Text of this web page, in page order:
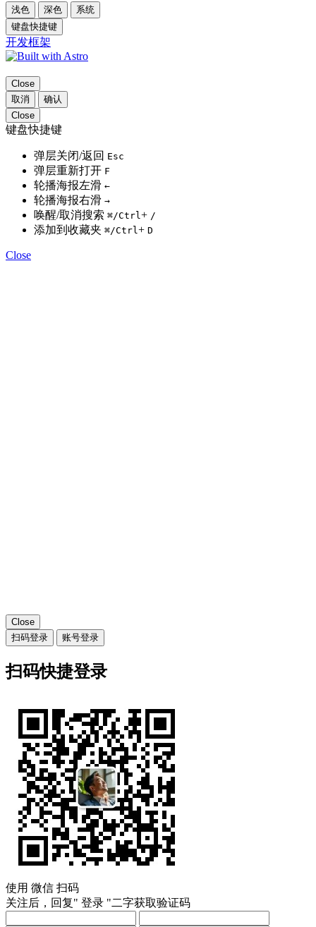
浅色 深色
系统
键盘快捷键
开发框架
Close
取消
确认
Close
键盘快捷键
弹层关闭/返回 Esc
弹层重新打开 F
轮播海报左滑 ←
轮播海报右滑 →
唤醒/取消搜索 ⌘/Ctrl + /
添加到收藏夹 ⌘/Ctrl + D
Close
Close
扫码登录
账号登录
扫码快捷登录
使用 微信 扫码
关注后，回复" 登录 "二字获取验证码